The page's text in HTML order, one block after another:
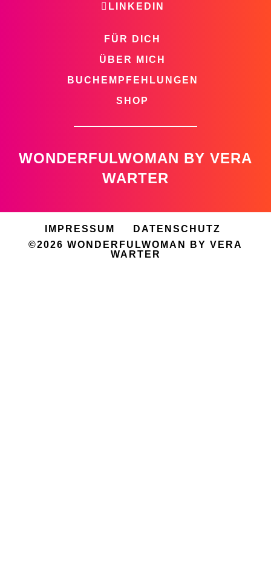
LINKEDIN
FÜR DICH
ÜBER MICH
BUCHEMPFEHLUNGEN
SHOP
WONDERFULWOMAN BY VERA
WARTER
IMPRESSUM
DATENSCHUTZ
©2026 WONDERFULWOMAN BY VERA
WARTER